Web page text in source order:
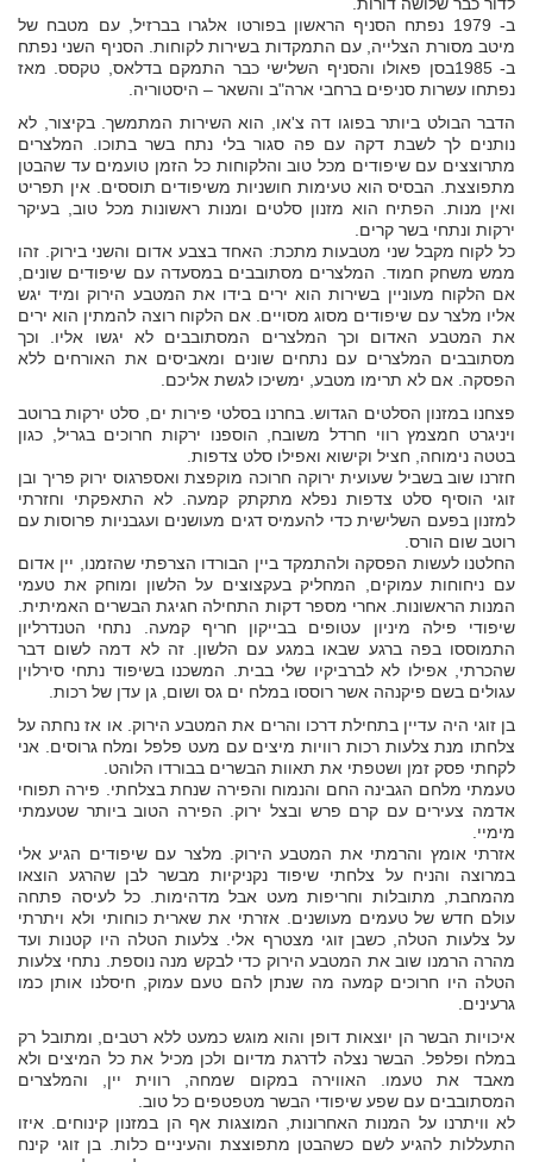
ב- 1979 נפתח הסניף הראשון בפורטו אלגרו בברזיל, עם מטבח של
מיטב מסורת הצלייה, עם התמקדות בשירות לקוחות. הסניף השני נפתח
ב- 1985בסן פאולו והסניף השלישי כבר התמקם בדלאס, טקסס. מאז
נפתחו עשרות סניפים ברחבי ארה"ב והשאר – היסטוריה.
הדבר הבולט ביותר בפוגו דה צ'או, הוא השירות המתמשך. בקיצור, לא
נותנים לך לשבת דקה עם פה סגור בלי נתח בשר בתוכו. המלצרים
מתרוצצים עם שיפודים מכל טוב והלקוחות כל הזמן טועמים עד שהבטן
מתפוצצת. הבסיס הוא טעימות חושניות משיפודים תוססים. אין תפריט
ואין מנות. הפתיח הוא מזנון סלטים ומנות ראשונות מכל טוב, בעיקר
ירקות ונתחי בשר קרים.
כל לקוח מקבל שני מטבעות מתכת: האחד בצבע אדום והשני בירוק. זהו
ממש משחק חמוד. המלצרים מסתובבים במסעדה עם שיפודים שונים,
אם הלקוח מעוניין בשירות הוא ירים בידו את המטבע הירוק ומיד יגש
אליו מלצר עם שיפודים מסוג מסויים. אם הלקוח רוצה להמתין הוא ירים
את המטבע האדום וכך המלצרים המסתובבים לא יגשו אליו. וכך
מסתובבים המלצרים עם נתחים שונים ומאביסים את האורחים ללא
הפסקה. אם לא תרימו מטבע, ימשיכו לגשת אליכם.
פצחנו במזנון הסלטים הגדוש. בחרנו בסלטי פירות ים, סלט ירקות ברוטב
ויניגרט חמצמץ רווי חרדל משובח, הוספנו ירקות חרוכים בגריל, כגון
בטטה נימוחה, חציל וקישוא ואפילו סלט צדפות.
חזרנו שוב בשביל שעועית ירוקה חרוכה מוקפצת ואספרגוס ירוק פריך ובן
זוגי הוסיף סלט צדפות נפלא מתקתק קמעה. לא התאפקתי וחזרתי
למזנון בפעם השלישית כדי להעמיס דגים מעושנים ועגבניות פרוסות עם
רוטב שום הורס.
החלטנו לעשות הפסקה ולהתמקד ביין הבורדו הצרפתי שהזמנו, יין אדום
עם ניחוחות עמוקים, המחליק בעקצוצים על הלשון ומוחק את טעמי
המנות הראשונות. אחרי מספר דקות התחילה חגיגת הבשרים האמיתית.
שיפודי פילה מיניון עטופים בבייקון חריף קמעה. נתחי הטנדרליון
התמוססו בפה ברגע שבאו במגע עם הלשון. זה לא דמה לשום דבר
שהכרתי, אפילו לא לברביקיו שלי בבית. המשכנו בשיפוד נתחי סירלוין
עגולים בשם פיקנהה אשר רוססו במלח ים גס ושום, גן עדן של רכות.
בן זוגי היה עדיין בתחילת דרכו והרים את המטבע הירוק. או אז נחתה על
צלחתו מנת צלעות רכות רוויות מיצים עם מעט פלפל ומלח גרוסים. אני
לקחתי פסק זמן ושטפתי את תאוות הבשרים בבורדו הלוהט.
טעמתי מלחם הגבינה החם והנמוח והפירה שנחת בצלחתי. פירה תפוחי
אדמה צעירים עם קרם פרש ובצל ירוק. הפירה הטוב ביותר שטעמתי
מימיי.
אזרתי אומץ והרמתי את המטבע הירוק. מלצר עם שיפודים הגיע אלי
במרוצה והניח על צלחתי שיפוד נקניקיות מבשר לבן שהרגע הוצאו
מהמחבת, מתובלות וחריפות מעט אבל מדהימות. כל לעיסה פתחה
עולם חדש של טעמים מעושנים. אזרתי את שארית כוחותי ולא ויתרתי
על צלעות הטלה, כשבן זוגי מצטרף אלי. צלעות הטלה היו קטנות ועד
מהרה הרמנו שוב את המטבע הירוק כדי לבקש מנה נוספת. נתחי צלעות
הטלה היו חרוכים קמעה מה שנתן להם טעם עמוק, חיסלנו אותן כמו
גרעינים.
איכויות הבשר הן יוצאות דופן והוא מוגש כמעט ללא רטבים, ומתובל רק
במלח ופלפל. הבשר נצלה לדרגת מדיום ולכן מכיל את כל המיצים ולא
מאבד את טעמו. האווירה במקום שמחה, רווית יין, והמלצרים
המסתובבים עם שפע שיפודי הבשר מטפטפים כל טוב.
לא וויתרנו על המנות האחרונות, המוצגות אף הן במזנון קינוחים. איזו
התעללות להגיע לשם כשהבטן מתפוצצת והעיניים כלות. בן זוגי קינח